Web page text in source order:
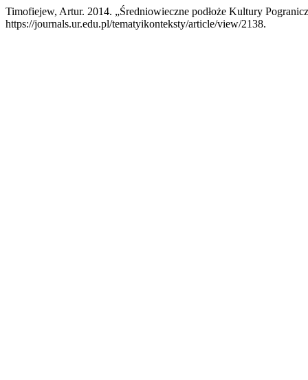
Timofiejew, Artur. 2014. „Średniowieczne podłoże Kultury
https://journals.ur.edu.pl/tematyikonteksty/article/view/2138.